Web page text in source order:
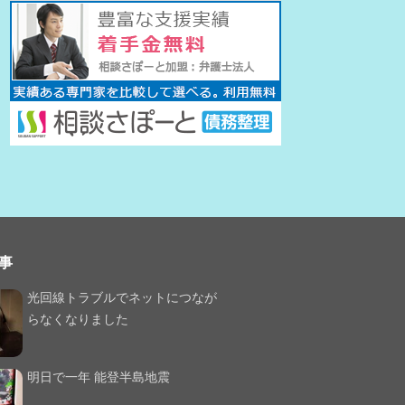
光回線トラブルでネットにつなが
らなくなりました
明日で一年 能登半島地震